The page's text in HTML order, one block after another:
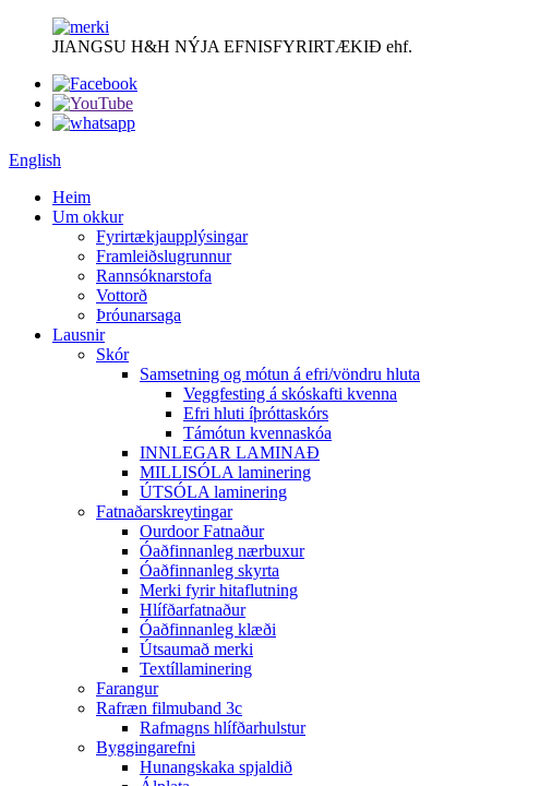
JIANGSU H&H NÝJA EFNISFYRIRTÆKIÐ ehf.
English
Heim
Um okkur
Fyrirtækjaupplýsingar
Framleiðslugrunnur
Rannsóknarstofa
Vottorð
Þróunarsaga
Lausnir
Skór
Samsetning og mótun á efri/vöndru hluta
Veggfesting á skóskafti kvenna
Efri hluti íþróttaskórs
Támótun kvennaskóa
INNLEGAR LAMINAÐ
MILLISÓLA laminering
ÚTSÓLA laminering
Fatnaðarskreytingar
Ourdoor Fatnaður
Óaðfinnanleg nærbuxur
Óaðfinnanleg skyrta
Merki fyrir hitaflutning
Hlífðarfatnaður
Óaðfinnanleg klæði
Útsaumað merki
Textíllaminering
Farangur
Rafræn filmuband 3c
Rafmagns hlífðarhulstur
Byggingarefni
Hunangskaka spjaldið